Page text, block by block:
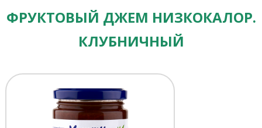
ФРУКТОВЫЙ ДЖЕМ НИЗКОКАЛОР.
КЛУБНИЧНЫЙ